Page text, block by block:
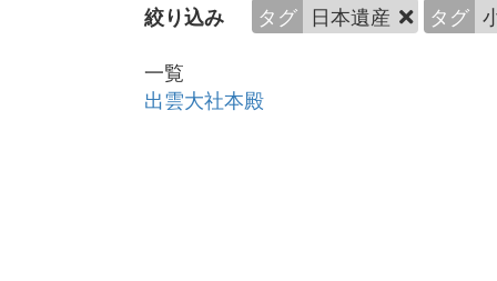
絞り込み タグ 日本遺産 タグ
一覧
出雲大社本殿